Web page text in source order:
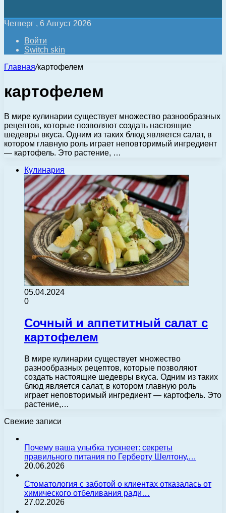
Четверг , 6 Август 2026
Войти
Switch skin
Главная/картофелем
картофелем
В мире кулинарии существует множество разнообразных
рецептов, которые позволяют создать настоящие
шедевры вкуса. Одним из таких блюд является салат, в
котором главную роль играет неповторимый ингредиент
— картофель. Это растение, …
Кулинария
05.04.2024
0
Сочный и аппетитный салат с
картофелем
В мире кулинарии существует множество
разнообразных рецептов, которые позволяют
создать настоящие шедевры вкуса. Одним из таких
блюд является салат, в котором главную роль
играет неповторимый ингредиент — картофель. Это
растение,…
Свежие записи
Почему ваша улыбка тускнеет: секреты
правильного питания по Герберту Шелтону,…
20.06.2026
Стоматология с заботой о клиентах отказалась от
химического отбеливания ради…
27.02.2026